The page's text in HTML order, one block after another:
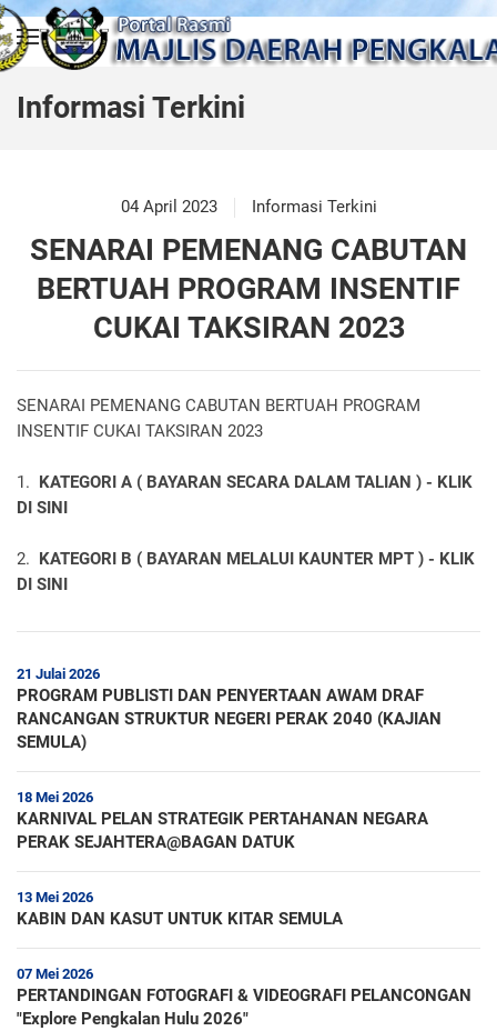
Skip to main content
Informasi Terkini
04 April 2023 Informasi Terkini
SENARAI PEMENANG CABUTAN
BERTUAH PROGRAM INSENTIF
CUKAI TAKSIRAN 2023
SENARAI PEMENANG CABUTAN BERTUAH PROGRAM
INSENTIF CUKAI TAKSIRAN 2023
1. KATEGORI A ( BAYARAN SECARA DALAM TALIAN ) - KLIK
DI SINI
2. KATEGORI B ( BAYARAN MELALUI KAUNTER MPT ) - KLIK
DI SINI
21 Julai 2026
PROGRAM PUBLISTI DAN PENYERTAAN AWAM DRAF
RANCANGAN STRUKTUR NEGERI PERAK 2040 (KAJIAN
SEMULA)
18 Mei 2026
KARNIVAL PELAN STRATEGIK PERTAHANAN NEGARA
PERAK SEJAHTERA@BAGAN DATUK
13 Mei 2026
KABIN DAN KASUT UNTUK KITAR SEMULA
07 Mei 2026
PERTANDINGAN FOTOGRAFI & VIDEOGRAFI PELANCONGAN
"Explore Pengkalan Hulu 2026"